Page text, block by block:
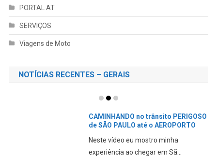
PORTAL AT
SERVIÇOS
Viagens de Moto
NOTÍCIAS RECENTES – GERAIS
CAMINHANDO no trânsito PERIGOSO
de SÃO PAULO até o AEROPORTO
Neste vídeo eu mostro minha
experiência ao chegar em Sã...